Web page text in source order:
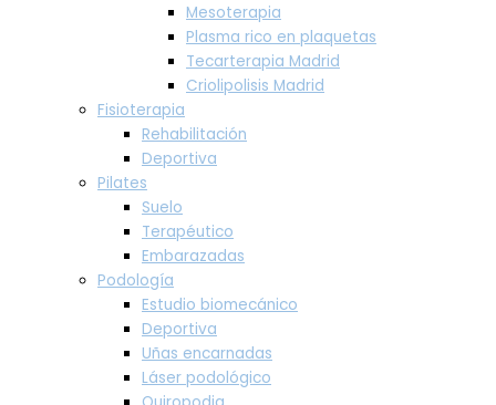
Mesoterapia
Plasma rico en plaquetas
Tecarterapia Madrid
Criolipolisis Madrid
Fisioterapia
Rehabilitación
Deportiva
Pilates
Suelo
Terapéutico
Embarazadas
Podología
Estudio biomecánico
Deportiva
Uñas encarnadas
Láser podológico